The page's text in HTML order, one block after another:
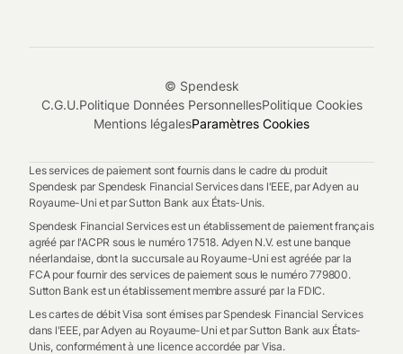
© Spendesk
C.G.U.Politique Données PersonnellesPolitique Cookies
Mentions légalesParamètres Cookies
Les services de paiement sont fournis dans le cadre du produit
Spendesk par Spendesk Financial Services dans l'EEE, par Adyen au
Royaume-Uni et par Sutton Bank aux États-Unis.
Spendesk Financial Services est un établissement de paiement français
agréé par l'ACPR sous le numéro 17518. Adyen N.V. est une banque
néerlandaise, dont la succursale au Royaume-Uni est agréée par la
FCA pour fournir des services de paiement sous le numéro 779800.
Sutton Bank est un établissement membre assuré par la FDIC.
Les cartes de débit Visa sont émises par Spendesk Financial Services
dans l'EEE, par Adyen au Royaume-Uni et par Sutton Bank aux États-
Unis, conformément à une licence accordée par Visa.